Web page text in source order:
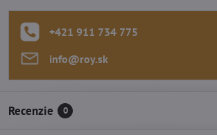
+421 911 734 775
info​@roy​.sk
Recenzie 0